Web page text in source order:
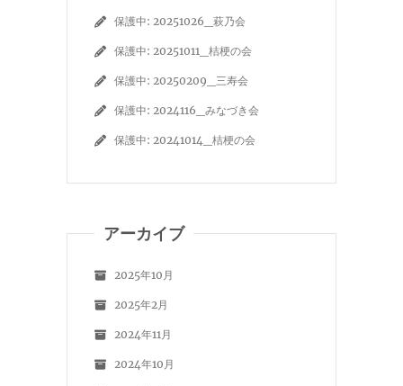
保護中: 20251026_萩乃会
保護中: 20251011_桔梗の会
保護中: 20250209_三寿会
保護中: 2024116_みなづき会
保護中: 20241014_桔梗の会
アーカイブ
2025年10月
2025年2月
2024年11月
2024年10月